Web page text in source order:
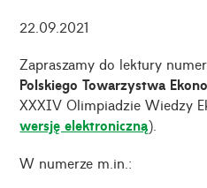
22.09.2021
Zapraszamy do lektury
Polskiego Towarzystwa
XXXIV Olimpiadzie Wiedzy
wersję elektroniczną).
W numerze m.in.: